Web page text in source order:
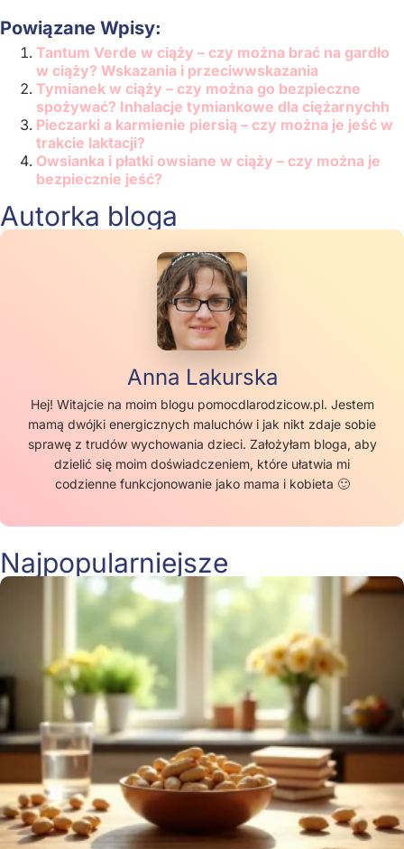
Powiązane Wpisy:
Tantum Verde w ciąży – czy można brać na gardło
w ciąży? Wskazania i przeciwwskazania
Tymianek w ciąży – czy można go bezpieczne
spożywać? Inhalacje tymiankowe dla ciężarnychh
Pieczarki a karmienie piersią – czy można je jeść w
trakcie laktacji?
Owsianka i płatki owsiane w ciąży – czy można je
bezpiecznie jeść?
Autorka bloga
Anna Lakurska
Hej! Witajcie na moim blogu pomocdlarodzicow.pl. Jestem
mamą dwójki energicznych maluchów i jak nikt zdaje sobie
sprawę z trudów wychowania dzieci. Założyłam bloga, aby
dzielić się moim doświadczeniem, które ułatwia mi
codzienne funkcjonowanie jako mama i kobieta 🙂
Najpopularniejsze